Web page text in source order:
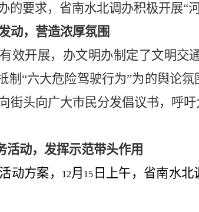
的要求，省南水北调办积极开展“
动，营造浓厚氛围
效开展，办文明办制定了文明交
制“六大危险驾驶行为”为的舆论
街头向广大市民分发倡议书，呼
活动，发挥示范带头作用
动方案，
12月 15 日上午，省南水